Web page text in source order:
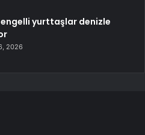
engelli yurttaşlar denizle
2026